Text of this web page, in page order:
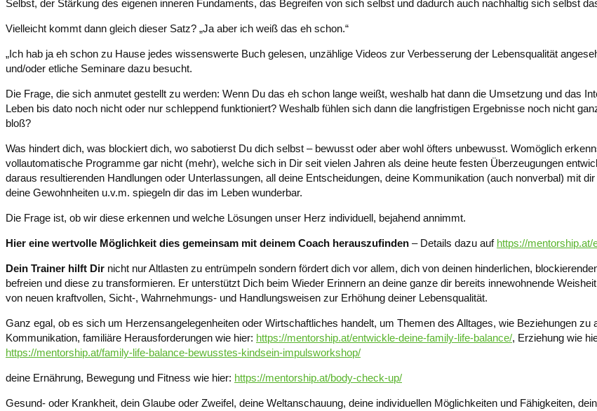
Selbst, der Stärkung des eigenen inneren Fundaments, das Begreifen von sich selbst und dadurch auch nachhaltig sich selbst
Vielleicht kommt dann gleich dieser Satz? „Ja aber ich weiß das eh schon.“
„Ich hab ja eh schon zu Hause jedes wissenswerte Buch gelesen, unzählige Videos zur Verbesserung der Lebensqualität
und/oder etliche Seminare dazu besucht.
Die Frage, die sich anmutet gestellt zu werden: Wenn Du das eh schon lange weißt, weshalb hat dann die Umsetzung und das
Leben bis dato noch nicht oder nur schleppend funktioniert? Weshalb fühlen sich dann die langfristigen Ergebnisse noch nicht
bloß?
Was hindert dich, was blockiert dich, wo sabotierst Du dich selbst – bewusst oder aber wohl öfters unbewusst. Womöglich
vollautomatische Programme gar nicht (mehr), welche sich in Dir seit vielen Jahren als deine heute festen Überzeugungen
daraus resultierenden Handlungen oder Unterlassungen, all deine Entscheidungen, deine Kommunikation (auch nonverbal) mit
deine Gewohnheiten u.v.m. spiegeln dir das im Leben wunderbar.
Die Frage ist, ob wir diese erkennen und welche Lösungen unser Herz individuell, bejahend annimmt.
Hier eine wertvolle Möglichkeit dies gemeinsam mit deinem Coach herauszufinden – Details dazu auf https://mentorship.at/
Dein Trainer hilft Dir nicht nur Altlasten zu entrümpeln sondern fördert dich vor allem, dich von deinen hinderlichen,
befreien und diese zu transformieren. Er unterstützt Dich beim Wieder Erinnern an deine ganze dir bereits innewohnende
von neuen kraftvollen, Sicht-, Wahrnehmungs- und Handlungsweisen zur Erhöhung deiner Lebensqualität.
Ganz egal, ob es sich um Herzensangelegenheiten oder Wirtschaftliches handelt, um Themen des Alltages, wie Beziehungen zu
Kommunikation, familiäre Herausforderungen wie hier: https://mentorship.at/entwickle-deine-family-life-balance/, Erziehung wie
https://mentorship.at/family-life-balance-bewusstes-kindsein-impulsworkshop/
deine Ernährung, Bewegung und Fitness wie hier: https://mentorship.at/body-check-up/
Gesund- oder Krankheit, dein Glaube oder Zweifel, deine Weltanschauung, deine individuellen Möglichkeiten und Fähigkeiten,